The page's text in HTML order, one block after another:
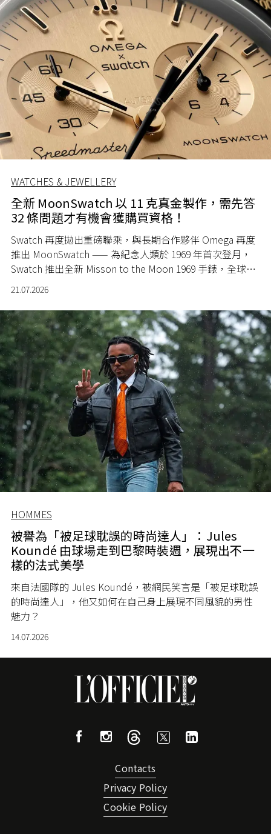
WATCHES & JEWELLERY
全新 MoonSwatch 以 11 克真金製作，需先答
32 條問題才有機會獲購買資格！
Swatch 再度拋出重磅聯乘，與長期合作夥伴 Omega 再度
推出 MoonSwatch —— 為紀念人類於 1969 年首次登月，
Swatch 推出全新 Misson to the Moon 1969 手錶，全球限
21.07.2026
HOMMES
被譽為「被足球耽誤的時尚達人」：Jules
Koundé 由球場走到巴黎時裝週，展現出不一
樣的法式美學
來自法國隊的 Jules Koundé，被網民笑言是「被足球耽誤
的時尚達人」，他又如何在自己身上展現不同風貌的男性
魅力？
14.07.2026
Contacts
Privacy Policy
Cookie Policy